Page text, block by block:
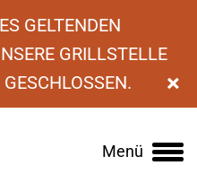
GELTENDEN
GRILLSTELLE
×
Main
Menü